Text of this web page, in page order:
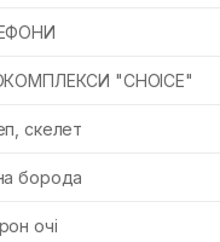
"CHOICE"
скелет
борода
очі